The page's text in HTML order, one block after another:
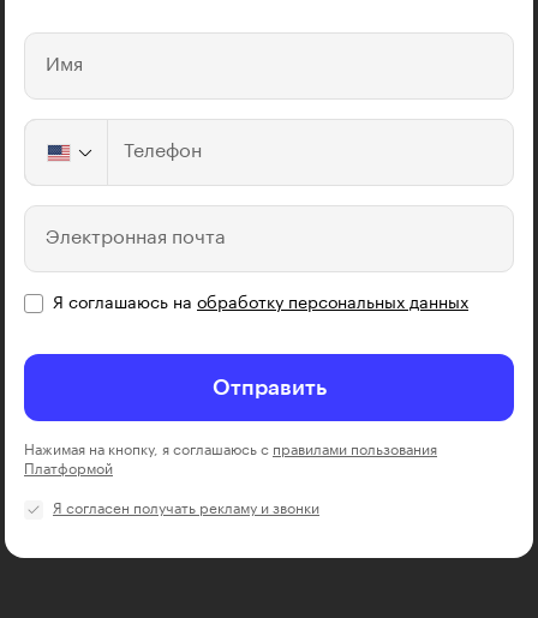
Имя
Телефон
Электронная почта
Я соглашаюсь на обработку персональных данных
Отправить
Нажимая на кнопку, я соглашаюсь с правилами пользования
Платформой
Я согласен получать рекламу и звонки